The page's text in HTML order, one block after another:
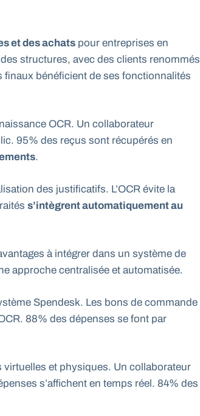
et des achats pour entreprises en
structures, avec des clients renommés
bénéficient de ses fonctionnalités
OCR. Un collaborateur
95% des reçus sont récupérés en
.
des justificatifs. L’OCR évite la
s’intègrent automatiquement au
à intégrer dans un système de
approche centralisée et automatisée.
Spendesk. Les bons de commande
88% des dépenses se font par
et physiques. Un collaborateur
s’affichent en temps réel. 84% des